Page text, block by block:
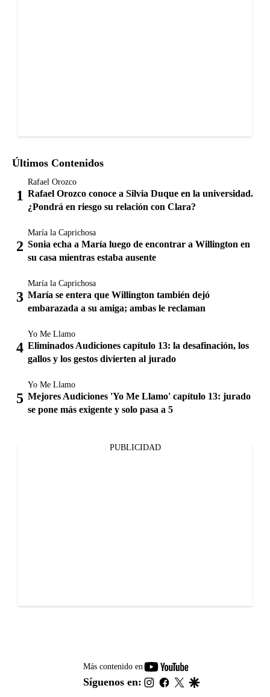
Últimos Contenidos
Rafael Orozco
Rafael Orozco conoce a Silvia Duque en la universidad.
¿Pondrá en riesgo su relación con Clara?
María la Caprichosa
Sonia echa a María luego de encontrar a Willington en
su casa mientras estaba ausente
María la Caprichosa
María se entera que Willington también dejó
embarazada a su amiga; ambas le reclaman
Yo Me Llamo
Eliminados Audiciones capítulo 13: la desafinación, los
gallos y los gestos divierten al jurado
Yo Me Llamo
Mejores Audiciones 'Yo Me Llamo' capítulo 13: jurado
se pone más exigente y solo pasa a 5
PUBLICIDAD
Más contenido en
youtube-
footer
Síguenos en: instagram
facebook
twitter